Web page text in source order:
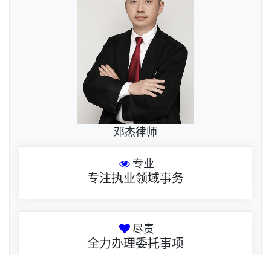
邓杰律师
专业
专注执业领域事务
尽责
全力办理委托事项